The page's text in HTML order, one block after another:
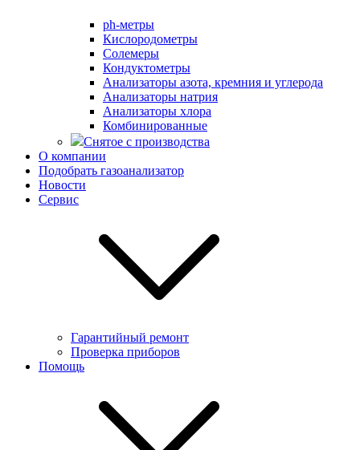
ph-метры
Кислородометры
Солемеры
Кондуктометры
Анализаторы азота, кремния и углерода
Анализаторы натрия
Анализаторы хлора
Комбинированные
Снятое с производства
О компании
Подобрать газоанализатор
Новости
Сервис
Гарантийный ремонт
Проверка приборов
Помощь